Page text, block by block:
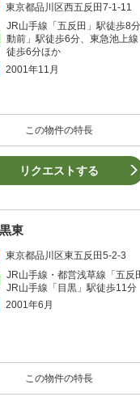
この物件の特長
東京都品川区西五反田7-1-11
JR山手線「五反田」駅徒歩8
動前」駅徒歩6分、東急池上
徒歩6分ほか
2001年11月
リクエストする
東
この物件の特長
東京都品川区東五反田5-2-3
JR山手線・都営浅草線「五反
JR山手線「目黒」駅徒歩11分
2001年6月